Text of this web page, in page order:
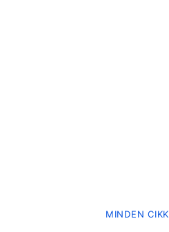
MINDEN CIKK